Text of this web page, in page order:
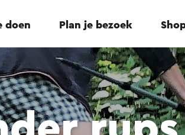
doen Plan je bezoek